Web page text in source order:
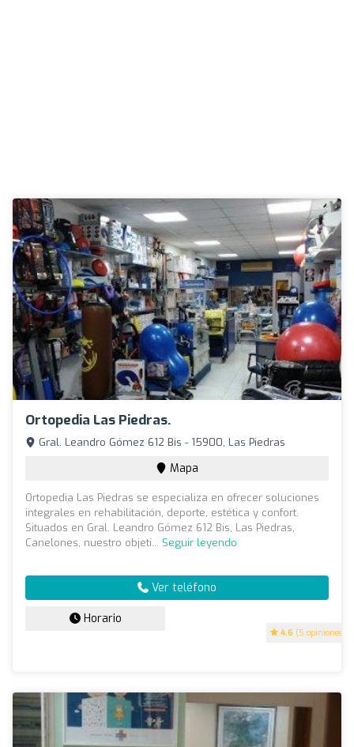
Ortopedia Las Piedras.
4.6 (5 opiniones)
Gral. Leandro Gómez 612 Bis - 15900, Las Piedras
Mapa
Ortopedia Las Piedras se especializa en ofrecer soluciones
integrales en rehabilitación, deporte, estética y confort.
Situados en Gral. Leandro Gómez 612 Bis, Las Piedras,
Canelones, nuestro objeti... Seguir leyendo
Ver teléfono
Horario